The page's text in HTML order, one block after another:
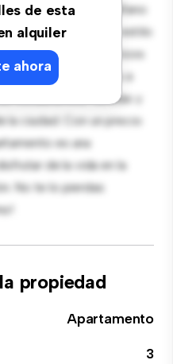
de esta
alquiler
ahora
El diseño diáfano
y la cocina de estilo
con electrodomésticos
privilegiada, estarás a
restaurantes, tiendas y
la ciudad. Con un precio
es una
de la vida en la
No te lo pierdas:
propiedad
Apartamento
3